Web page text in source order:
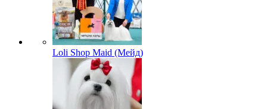
Loli Shop Maid (Мейд)